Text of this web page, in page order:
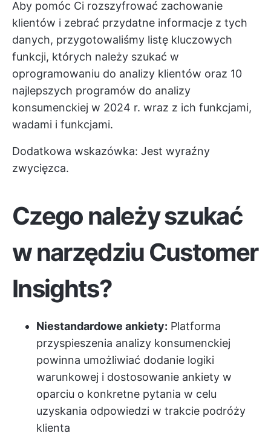
Aby pomóc Ci rozszyfrować zachowanie
klientów i zebrać przydatne informacje z tych
danych, przygotowaliśmy listę kluczowych
funkcji, których należy szukać w
oprogramowaniu do analizy klientów oraz 10
najlepszych programów do analizy
konsumenckiej w 2024 r. wraz z ich funkcjami,
wadami i funkcjami.
Dodatkowa wskazówka: Jest wyraźny
zwycięzca.
Czego należy szukać
w narzędziu Customer
Insights?
Niestandardowe ankiety: Platforma
przyspieszenia analizy konsumenckiej
powinna umożliwiać dodanie logiki
warunkowej i dostosowanie ankiety w
oparciu o konkretne pytania w celu
uzyskania odpowiedzi w trakcie podróży
klienta